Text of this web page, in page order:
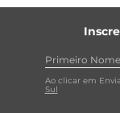
Ao clicar em
Sul